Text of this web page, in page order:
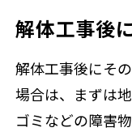
解体工事後
解体工事後にそ
場合は、まずは
ゴミなどの障害